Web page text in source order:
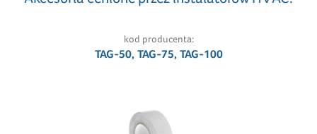
kod producenta:
TAG-50, TAG-75, TAG-100